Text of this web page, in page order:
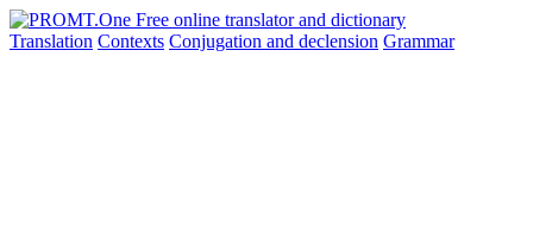
Translation Contexts Conjugation and declension Grammar